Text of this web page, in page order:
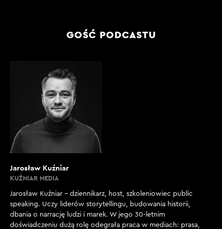
GOŚĆ PODCASTU
Jarosław Kuźniar
KUŹNIAR MEDIA
Jarosław Kuźniar – dziennikarz, host, szkoleniowiec public
speaking. Uczy liderów storytellingu, budowania historii,
dbania o narrację ludzi i marek. W jego 30-letnim
doświadczeniu dużą rolę odegrała praca w mediach: prasa,